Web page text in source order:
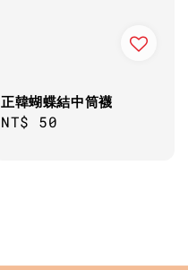
正韓蝴蝶結中筒襪
Regular
NT$ 50